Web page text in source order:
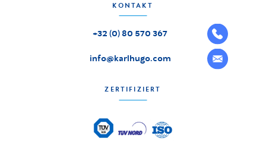
KONTAKT
+32 (0) 80 570 367
info@karlhugo.com
ZERTIFIZIERT